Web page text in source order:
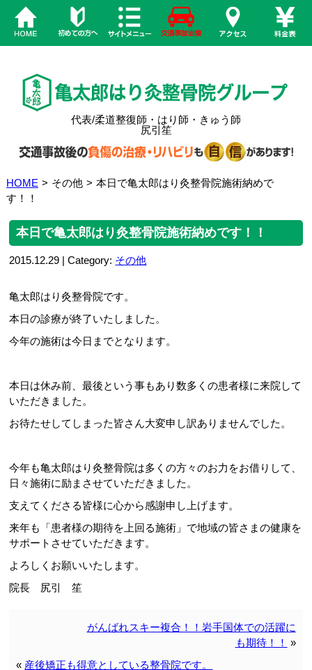
代表/柔道整復師・はり師・きゅう師
尻引笙
HOME > その他 > 本日で亀太郎はり灸整骨院施術納めで
す！！
本日で亀太郎はり灸整骨院施術納めです！！
2015.12.29 | Category: その他
亀太郎はり灸整骨院です。
本日の診療が終了いたしました。
今年の施術は今日までとなります。
本日は休み前、最後という事もあり数多くの患者様に来院して
いただきました。
お待たせしてしまった皆さん大変申し訳ありませんでした。
今年も亀太郎はり灸整骨院は多くの方々のお力をお借りして、
日々施術に励まさせていただきました。
支えてくださる皆様に心から感謝申し上げます。
来年も「患者様の期待を上回る施術」で地域の皆さまの健康を
サポートさせていただきます。
よろしくお願いいたします。
院長 尻引 笙
がんばれスキー複合！！岩手国体での活躍に
も期待！！ »
« 産後矯正も得意としている整骨院です。